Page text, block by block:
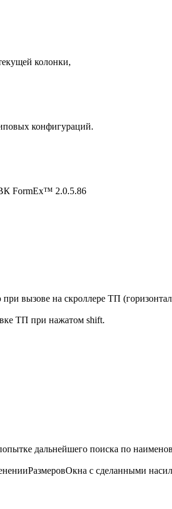
колонки,
конфигураций.
ВК FormEx™ 2.0.5.86
вызове на скроллере ТП
ТП при нажатом shift.
дальнейшего поиска по
с сделанными